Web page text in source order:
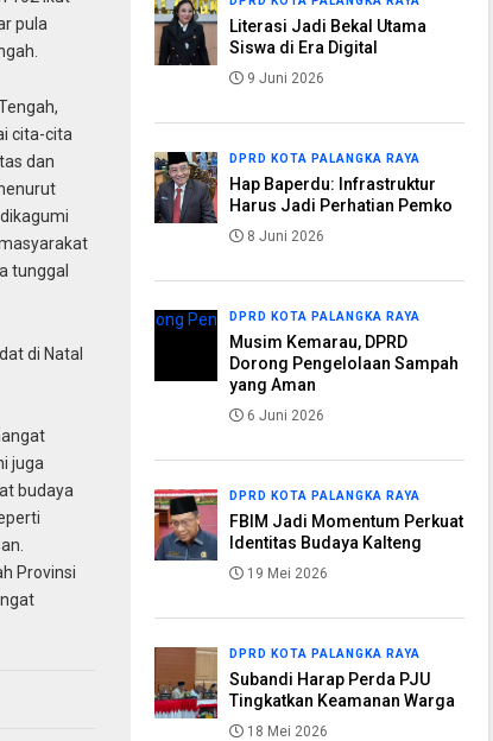
pula
cita-cita
dan
tunggal
di Natal
juga
budaya
Provinsi
Literasi Jadi Bekal Utama
Siswa di Era Digital
9 Juni 2026
DPRD KOTA PALANGKA RAYA
Hap Baperdu: Infrastruktur
Harus Jadi Perhatian Pemko
8 Juni 2026
DPRD KOTA PALANGKA RAYA
Musim Kemarau, DPRD
Dorong Pengelolaan Sampah
yang Aman
6 Juni 2026
DPRD KOTA PALANGKA RAYA
FBIM Jadi Momentum Perkuat
Identitas Budaya Kalteng
19 Mei 2026
DPRD KOTA PALANGKA RAYA
Subandi Harap Perda PJU
Tingkatkan Keamanan Warga
18 Mei 2026